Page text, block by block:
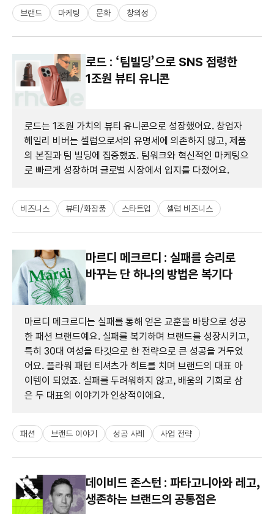
브랜드 마케팅 문화 창의성
로드 : ‘팀빌딩’으로 SNS 점령한
1조원 뷰티 유니콘
로드는 1조원 가치의 뷰티 유니콘으로 성장했어요. 창업자
헤일리 비버는 셀럽으로서의 유명세에 의존하지 않고, 제품
의 본질과 팀 빌딩에 집중했죠. 팀워크와 혁신적인 마케팅으
로 빠르게 성장하며 글로벌 시장에서 입지를 다졌어요.
비즈니스 뷰티/화장품 스타트업 셀럽 비즈니스
마르디 메크르디 : 실패를 승리로
바꾸는 단 하나의 방법은 복기다
마르디 메크르디는 실패를 통해 얻은 교훈을 바탕으로 성공
한 패션 브랜드예요. 실패를 복기하며 브랜드를 성장시키고,
특히 30대 여성을 타깃으로 한 전략으로 큰 성공을 거두었
어요. 플라워 패턴 티셔츠가 히트를 치며 브랜드의 대표 아
이템이 되었죠. 실패를 두려워하지 않고, 배움의 기회로 삼
은 두 대표의 이야기가 인상적이에요.
패션 브랜드 이야기 성공 사례 사업 전략
데이비드 존스턴 : 파타고니아와 레고,
생존하는 브랜드의 공통점은